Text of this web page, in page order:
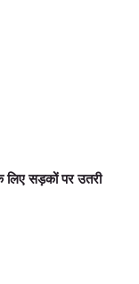
लिए सड़कों पर उतरी